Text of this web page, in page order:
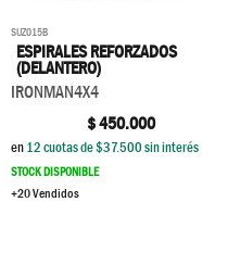
SUZ015B
ESPIRALES REFORZADOS
(DELANTERO)
IRONMAN4X4
$450.000
en12cuotas de $37.500sin interés
STOCK DISPONIBLE
+20 Vendidos